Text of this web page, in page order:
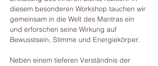
diesem besonderen Workshop tauchen wir
gemeinsam in die Welt des Mantras ein
und erforschen seine Wirkung auf
Bewusstsein, Stimme und Energiekörper.
Neben einem tieferen Verständnis der